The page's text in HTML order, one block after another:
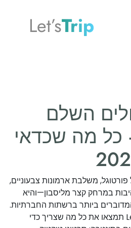
Let’sTrip
השלם
כל מה שכדאי
משלבת ארמונות צבעוניים,
במרחק קצר מליסבון—והיא
ביותר ברשתות החברתיות.
בעמוד הזה ב‑Let’s Trip AI תמצאו את כל מה שצריך כדי